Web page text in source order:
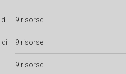
di 9 risorse
di 9 risorse
9 risorse